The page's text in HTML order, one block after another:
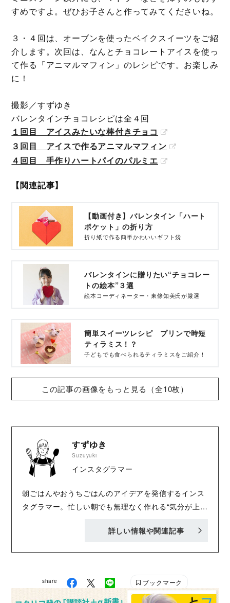
すめですよ。ぜひお子さんと作ってみてくださいね。
３・４回は、オーブンを使ったベイクスイーツをご紹
介します。次回は、なんとチョコレートアイスを使っ
て作る「アニマルマフィン」のレシピです。お楽しみ
に！
撮影／すずゆき
バレンタインチョコレシピは全４回
１回目 アイスみたいな棒付きチョコ
３回目 アイスで作るアニマルマフィン
４回目 手作りハートパイのパルミエ
【関連記事】
【動画付き】バレンタイン「ハート
ポケット」の折り方
折り紙で作る簡単かわいいギフト袋
バレンタインに贈りたい“チョコレー
トの絵本”３選
絵本コーディネーター・東條知美氏が厳選
簡単スイーツレシピ プリンで時短
ティラミス！？
子どもでも食べられるティラミスをご紹介！
この記事の画像をもっと見る（全10枚）
すずゆき
Suzuyuki
インスタグラマー
朝ごはんやおうちごはんのアイデアを発信するインス
タグラマー。忙しい朝でも無理なく作れる“気分が上が
や家族が喜ぶ食卓づくりを紹介している。 フォロワー
https://www.instagram.com/snow_bell95/
詳しい情報や関連記事
share ブックマーク